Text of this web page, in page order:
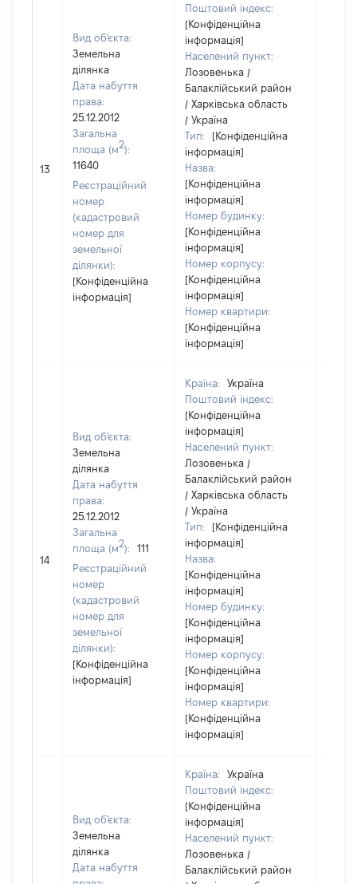
13
Вид об'єкта:
Земельна
ділянка
Дата набуття
права:
25.12.2012
Загальна
площа (м2):
11640
Реєстраційний
номер
(кадастровий
номер для
земельної
ділянки):
[Конфіденційна
інформація]
Поштовий індекс:
[Конфіденційна
інформація]
Населений пункт:
Лозовенька /
Балаклійський район
/ Харківська область
/ Україна
Тип:
[Конфіденційна
інформація]
Назва:
[Конфіденційна
інформація]
Номер будинку:
[Конфіденційна
інформація]
Номер корпусу:
[Конфіденційна
інформація]
Номер квартири:
[Конфіденційна
інформація]
14
Вид об'єкта:
Земельна
ділянка
Дата набуття
права:
25.12.2012
Загальна
площа (м2):
111
Реєстраційний
номер
(кадастровий
номер для
земельної
ділянки):
[Конфіденційна
інформація]
Країна:
Україна
Поштовий індекс:
[Конфіденційна
інформація]
Населений пункт:
Лозовенька /
Балаклійський район
/ Харківська область
/ Україна
Тип:
[Конфіденційна
інформація]
Назва:
[Конфіденційна
інформація]
Номер будинку:
[Конфіденційна
інформація]
Номер корпусу:
[Конфіденційна
інформація]
Номер квартири:
[Конфіденційна
інформація]
Вид об'єкта:
Земельна
ділянка
Дата набуття
Країна:
Україна
Поштовий індекс:
[Конфіденційна
інформація]
Населений пункт:
Лозовенька /
Балаклійський район